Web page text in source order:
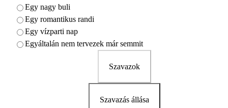
Egy nagy buli
Egy romantikus randi
Egy vízparti nap
Egyáltalán nem tervezek már semmit
Szavazok
Szavazás állása